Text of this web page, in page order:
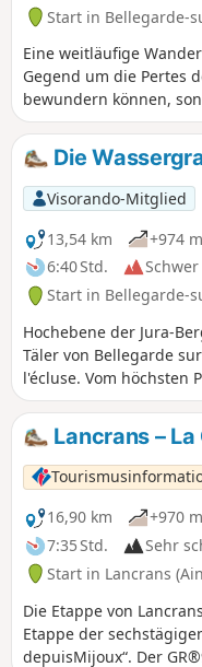
Start in Bellegarde-
Eine weitläufige
Gegend um die Pertes
bewundern können,
erkunden können, der
tief geprägt und im 19.
ermöglicht hat.
Die
Visorando-Mitglied
13,54 km
+974 m
6:40 Std.
Schwer
Start in Bellegarde-
Hochebene der Jura-
Täler von Bellegarde
l'écluse. Vom höchsten
Goutte aus hat man
auf den Naturpark Jura
der Genfer Seite, mit
den Alpen, darunter
wird.
Lancrans –
16,90 km
+970 m
7:35 Std.
Sehr
Start in Lancrans
Die Etappe von
Etappe der sechstägigen
depuisMijoux“. Der